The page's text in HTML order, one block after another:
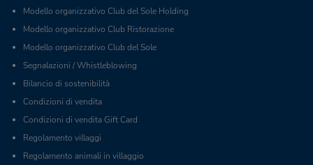
Modello organizzativo Club del Sole Holding
Modello organizzativo Club Ristorazione
Modello organizzativo Club del Sole
Segnalazioni / Whistleblowing
Bilancio di sostenibilità
Condizioni di vendita
Condizioni di vendita Gift Card
Regolamento villaggi
Regolamento animali in villaggio